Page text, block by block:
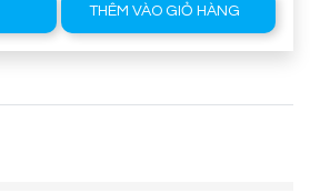
THÊM VÀO GIỎ HÀNG